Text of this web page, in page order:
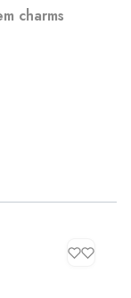
charms